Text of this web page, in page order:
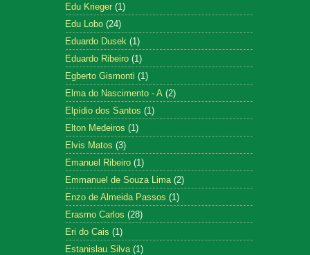
Edu Krieger (1)
Edu Lobo (24)
Eduardo Dusek (1)
Eduardo Ribeiro (1)
Egberto Gismonti (1)
Elma do Nascimento - A (2)
Elpídio dos Santos (1)
Elton Medeiros (1)
Elvis Matos (3)
Emanuel Ribeiro (1)
Emmanuel de Souza Lima (2)
Enzo de Almeida Passos (1)
Erasmo Carlos (28)
Eri do Cais (1)
Estanislau Silva (1)